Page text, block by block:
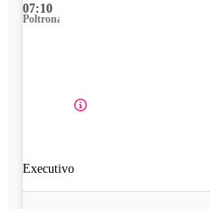
07:10
Poltrona
Executivo